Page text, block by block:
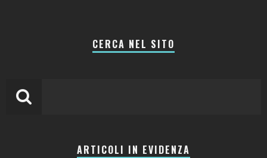
CERCA NEL SITO
ARTICOLI IN EVIDENZA